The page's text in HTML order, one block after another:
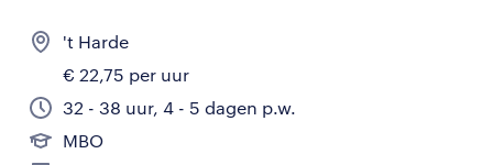
't Harde
€ 22,75 per uur
32 - 38 uur, 4 - 5 dagen p.w.
MBO